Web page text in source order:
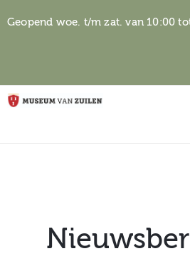
Geopend woe. t/m zat. van 10:00
Home
Algemene